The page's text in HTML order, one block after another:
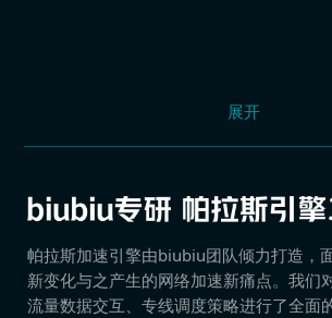
展开
帕拉斯加速引擎由biubiu团队倾力打造，
新变化与之产生的网络加速新痛点。我们
流量数据交互、专线调度策略进行了全面